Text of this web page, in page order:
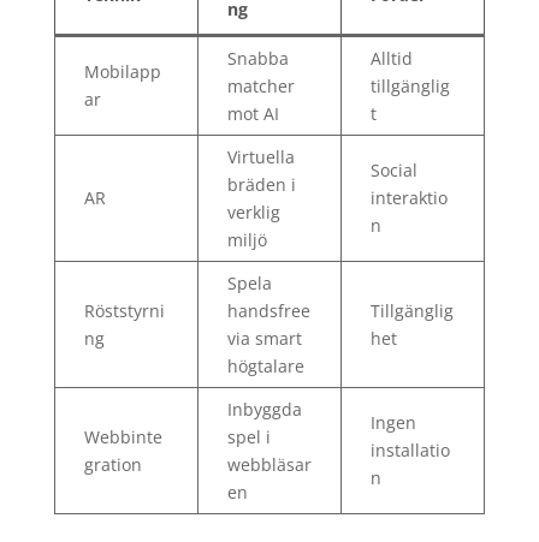
ng
Mobilapp
ar
Snabba
matcher
mot AI
Alltid
tillgänglig
t
AR
Virtuella
bräden i
verklig
miljö
Social
interaktio
n
Röststyrni
ng
Spela
handsfree
via smart
högtalare
Tillgänglig
het
Webbinte
gration
Inbyggda
spel i
webbläsar
en
Ingen
installatio
n